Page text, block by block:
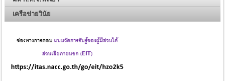
เครือข่ายวินัย